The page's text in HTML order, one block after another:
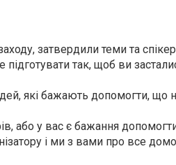
затвердили теми та
так, щоб ви
які бажають допомогти, що
або у вас є бажання
і ми з вами про все